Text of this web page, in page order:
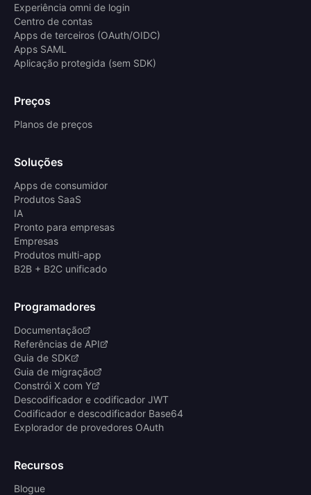
Experiência omni de login
Centro de contas
Apps de terceiros (OAuth/OIDC)
Apps SAML
Aplicação protegida (sem SDK)
Preços
Planos de preços
Soluções
Apps de consumidor
Produtos SaaS
IA
Pronto para empresas
Empresas
Produtos multi-app
B2B + B2C unificado
Programadores
Documentação
Referências de API
Guia de SDK
Guia de migração
Constrói X com Y
Descodificador e codificador JWT
Codificador e descodificador Base64
Explorador de provedores OAuth
Recursos
Blogue